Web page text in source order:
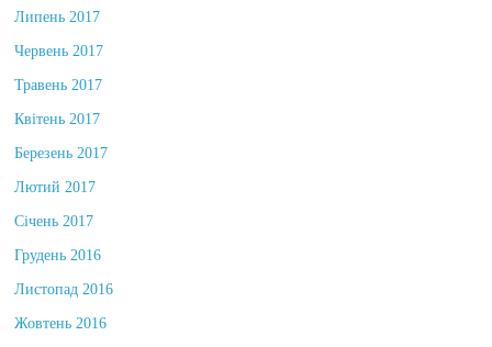
Липень 2017
Червень 2017
Травень 2017
Квітень 2017
Березень 2017
Лютий 2017
Січень 2017
Грудень 2016
Листопад 2016
Жовтень 2016